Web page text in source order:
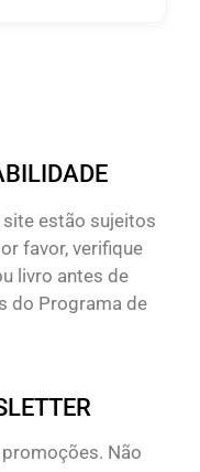
estão sujeitos
favor, verifique
livro antes de
do Programa de
Não